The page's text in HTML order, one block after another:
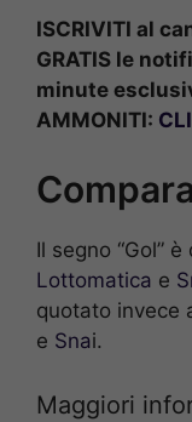
ISCRIVITI al
GRATIS le
minute
AMMONITI:
Il segno “Gol”
Lottomatica e
quotato invece
e Snai.
Maggiori